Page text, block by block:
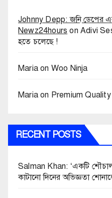
Johnny Depp: জনি ডেপের এর
Newz24hours onAdivi
হতে চলেছে !
Maria on Woo Ninja
Maria on Premium Quality
RECENT POSTS
Salman Khan: ‘একটি
কাটানো দিনের অভিজ্ঞতা